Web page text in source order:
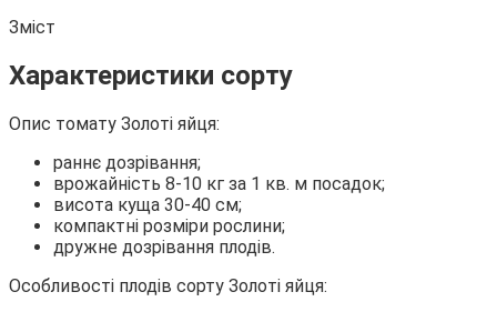
Зміст
Характеристики сорту
Опис томату Золоті яйця:
раннє дозрівання;
врожайність 8-10 кг за 1 кв. м посадок;
висота куща 30-40 см;
компактні розміри рослини;
дружне дозрівання плодів.
Особливості плодів сорту Золоті яйця: